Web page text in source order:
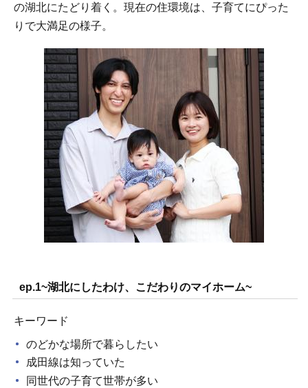
の湖北にたどり着く。現在の住環境は、子育てにぴった
りで大満足の様子。
ep.1~湖北にしたわけ、こだわりのマイホーム~
キーワード
のどかな場所で暮らしたい
成田線は知っていた
同世代の子育て世帯が多い